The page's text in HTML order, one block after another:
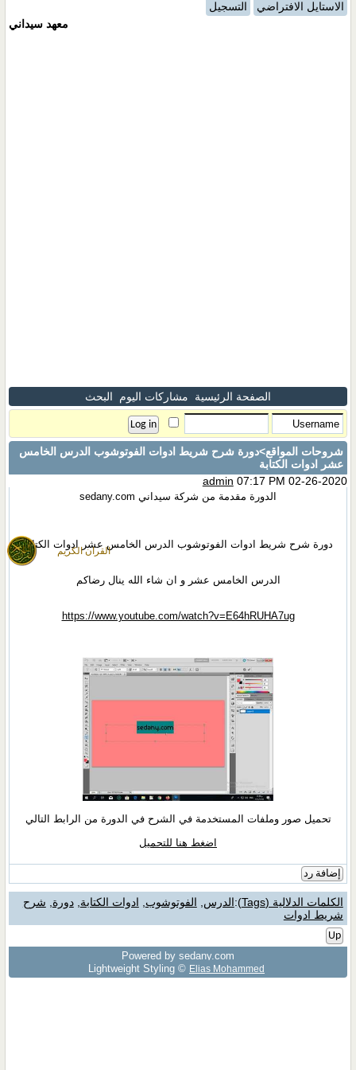
القران الكريم
الاستايل الافتراضي
التسجيل
معهد سيداني
الصفحة الرئيسية مشاركات اليوم البحث
شروحات المواقع>دورة شرح شريط ادوات الفوتوشوب الدرس الخامس
عشر ادوات الكتابة
admin 07:17 PM 02-26-2020
الدورة مقدمة من شركة سيداني sedany.com
دورة شرح شريط ادوات الفوتوشوب الدرس الخامس عشر ادوات الكتابة
الدرس الخامس عشر و ان شاء الله ينال رضاكم
https://www.youtube.com/watch?v=E64hRUHA7ug
تحميل صور وملفات المستخدمة في الشرح في الدورة من الرابط التالي
اضغط هنا للتحميل
إضافة رد
الكلمات الدلالية (Tags) :الدرس الفوتوشوب ادوات الكتابة ,دورة
شرح
شريط ادوات
Up
Powered by sedany.com
Lightweight Styling © Elias Mohammed